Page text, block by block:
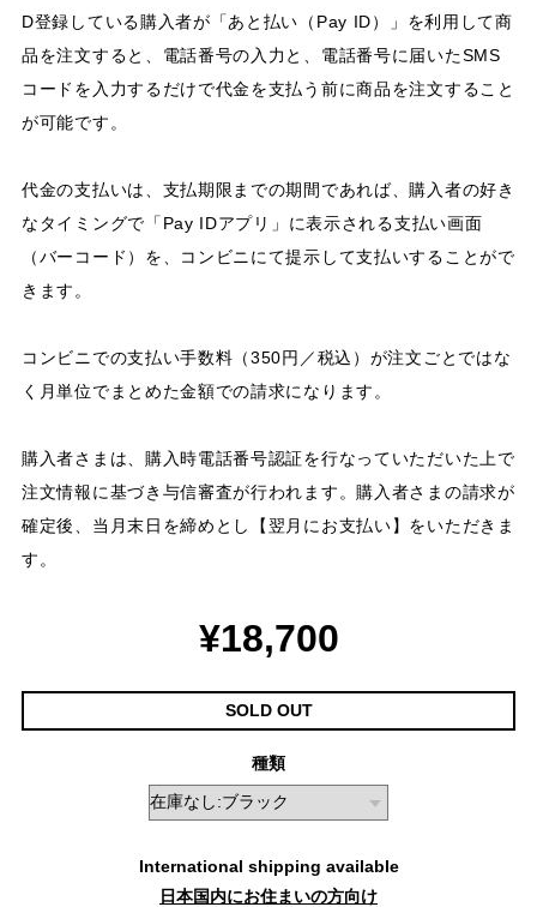
D登録している購入者が「あと払い（Pay ID）」を利用して商
品を注文すると、電話番号の入力と、電話番号に届いたSMS
コードを入力するだけで代金を支払う前に商品を注文すること
が可能です。
代金の支払いは、支払期限までの期間であれば、購入者の好き
なタイミングで「Pay IDアプリ」に表示される支払い画面
（バーコード）を、コンビニにて提示して支払いすることがで
きます。
コンビニでの支払い手数料（350円／税込）が注文ごとではな
く月単位でまとめた金額での請求になります。
購入者さまは、購入時電話番号認証を行なっていただいた上で
注文情報に基づき与信審査が行われます。購入者さまの請求が
確定後、当月末日を締めとし【翌月にお支払い】をいただきま
す。
¥18,700
SOLD OUT
種類
International shipping available
日本国内にお住まいの方向け